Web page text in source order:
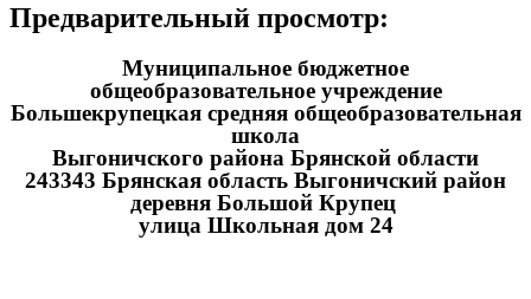
Предварительный просмотр:
Муниципальное бюджетное
общеобразовательное учреждение
Большекрупецкая средняя общеобразовательная
школа
Выгоничского района Брянской области
243343 Брянская область Выгоничский район
деревня Большой Крупец
улица Школьная дом 24